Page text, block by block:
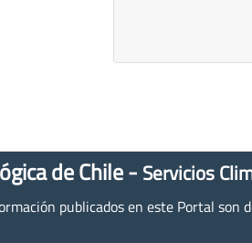
de Chile - Servicios
publicados en este Portal son